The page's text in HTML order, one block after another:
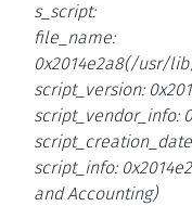
s_script:
file_name:
0x2014e2a8(/usr/
script_version:
script_vendor_info:
script_info:
and Accounting)